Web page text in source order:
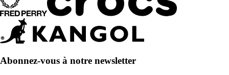
Abonnez-vous à notre newsletter